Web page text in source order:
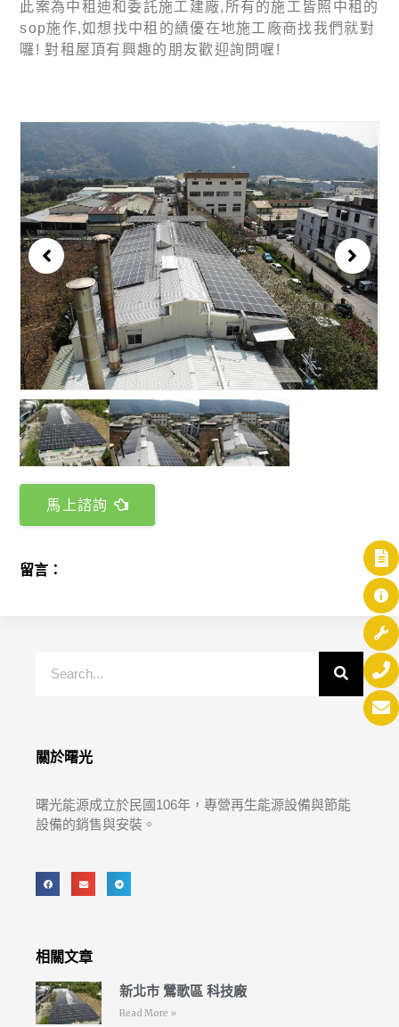
此案為中租迪和委託施工建廠,所有的施工皆照中租的
sop施作,如想找中租的績優在地施工廠商找我們就對
囉! 對租屋頂有興趣的朋友歡迎詢問喔!
馬上諮詢
留言：
關於曙光
曙光能源成立於民國106年，專營再生能源設備與節能
設備的銷售與安裝。
相關文章
新北市 鶯歌區 科技廠
Read More »